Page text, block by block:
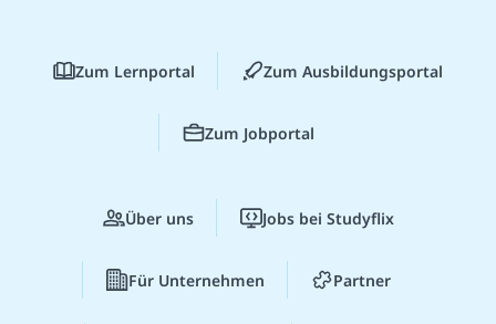
Zum Lernportal Zum Ausbildungsportal
Zum Jobportal
Über uns Jobs bei Studyflix
Für Unternehmen Partner